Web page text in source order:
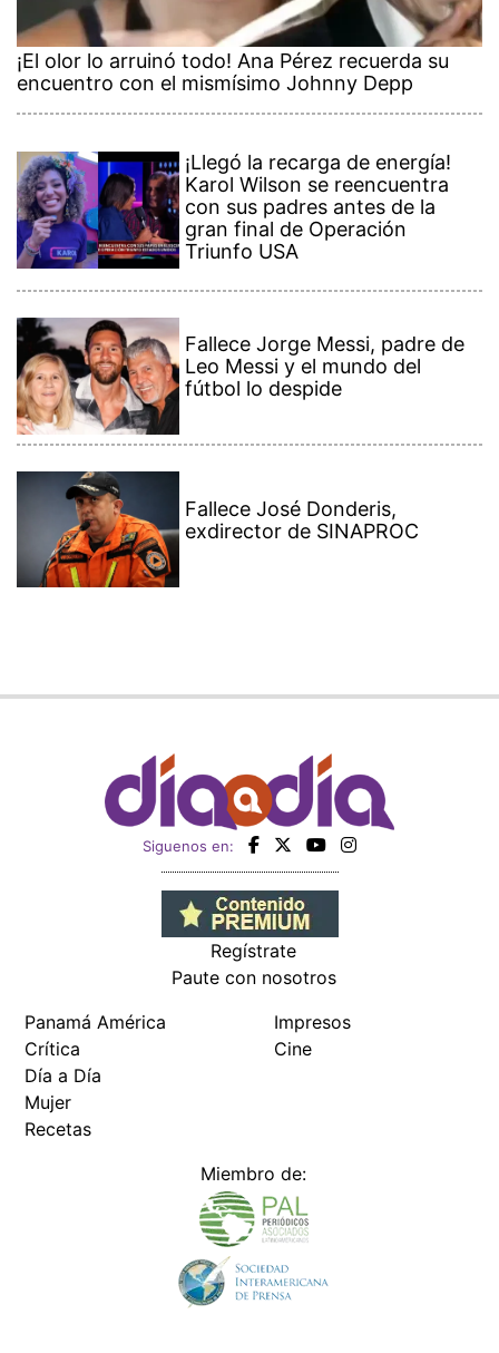
¡El olor lo arruinó todo! Ana Pérez recuerda su
encuentro con el mismísimo Johnny Depp
¡Llegó la recarga de energía!
Karol Wilson se reencuentra
con sus padres antes de la
gran final de Operación
Triunfo USA
Fallece Jorge Messi, padre de
Leo Messi y el mundo del
fútbol lo despide
Fallece José Donderis,
exdirector de SINAPROC
Siguenos en:
Regístrate
Paute con nosotros
Panamá América
Crítica
Día a Día
Mujer
Recetas
Impresos
Cine
Miembro de: